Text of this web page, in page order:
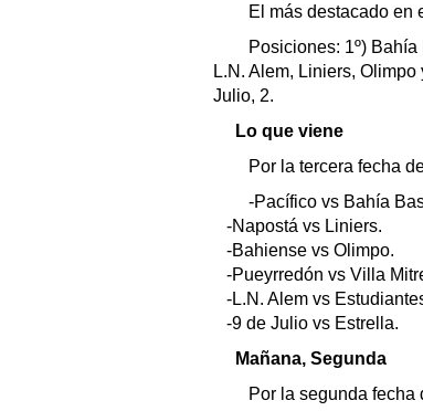
El más destacado en
Posiciones: 1º) Bahía
L.N. Alem, Liniers,
Julio, 2.
Lo que viene
Por la tercera fecha
-Pacífico vs Bahía
-Napostá vs Liniers.
-Bahiense vs Olimpo.
-Pueyrredón vs Villa
-L.N. Alem vs
-9 de Julio vs Estrella.
Mañana, Segunda
Por la segunda fecha